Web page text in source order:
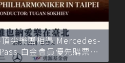
尖樂團相遇 Mercedes-
白金會員優先購票維